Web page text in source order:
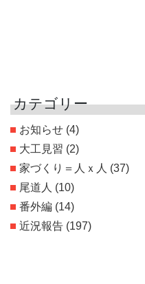
カテゴリー
お知らせ (4)
大工見習 (2)
家づくり＝人ｘ人 (37)
尾道人 (10)
番外編 (14)
近況報告 (197)